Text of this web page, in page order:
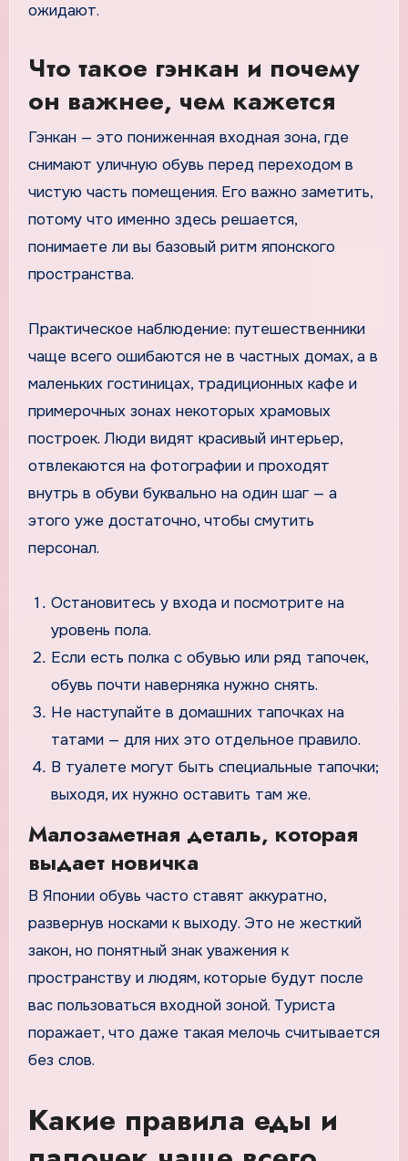
ожидают.
Что такое гэнкан и почему
он важнее, чем кажется
Гэнкан — это пониженная входная зона, где
снимают уличную обувь перед переходом в
чистую часть помещения. Его важно заметить,
потому что именно здесь решается,
понимаете ли вы базовый ритм японского
пространства.
Практическое наблюдение: путешественники
чаще всего ошибаются не в частных домах, а в
маленьких гостиницах, традиционных кафе и
примерочных зонах некоторых храмовых
построек. Люди видят красивый интерьер,
отвлекаются на фотографии и проходят
внутрь в обуви буквально на один шаг — а
этого уже достаточно, чтобы смутить
персонал.
Остановитесь у входа и посмотрите на
уровень пола.
Если есть полка с обувью или ряд тапочек,
обувь почти наверняка нужно снять.
Не наступайте в домашних тапочках на
татами — для них это отдельное правило.
В туалете могут быть специальные тапочки;
выходя, их нужно оставить там же.
Малозаметная деталь, которая
выдает новичка
В Японии обувь часто ставят аккуратно,
развернув носками к выходу. Это не жесткий
закон, но понятный знак уважения к
пространству и людям, которые будут после
вас пользоваться входной зоной. Туриста
поражает, что даже такая мелочь считывается
без слов.
Какие правила еды и